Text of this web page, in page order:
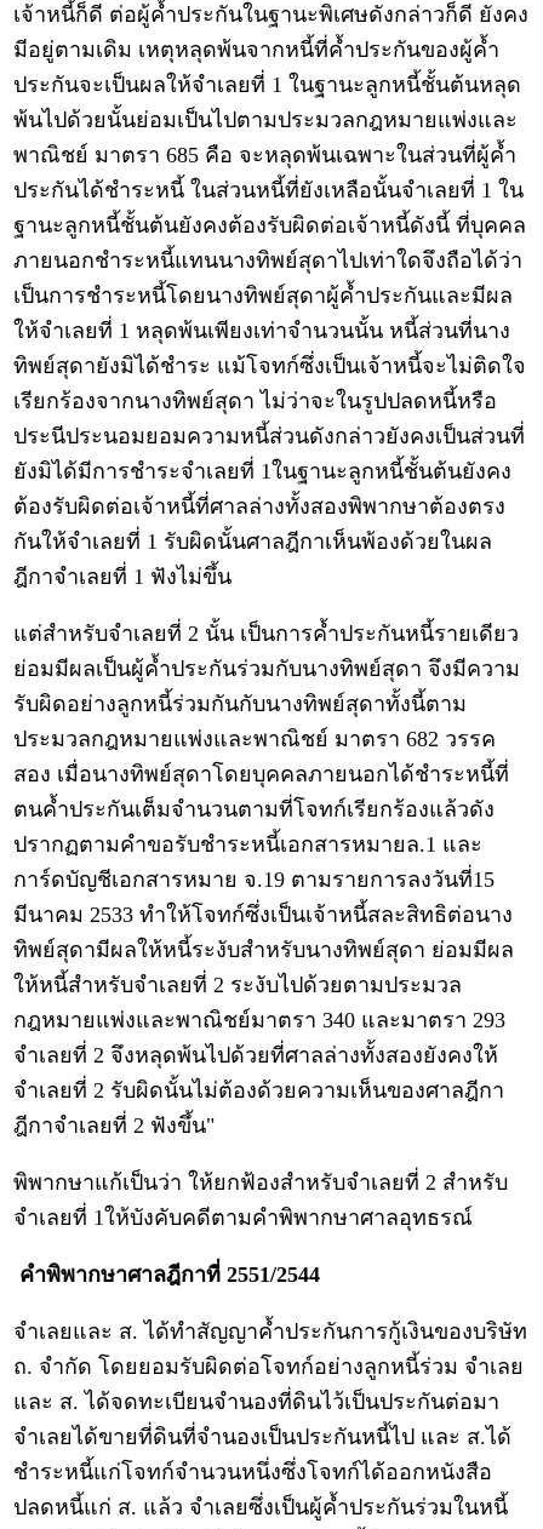
เจ้าหนี้ก็ดี ต่อผู้ค้ำประกันในฐานะพิเศษดังกล่าวก็ดี ยังคง
มีอยู่ตามเดิม เหตุหลุดพ้นจากหนี้ที่ค้ำประกันของผู้ค้ำ
ประกันจะเป็นผลให้จำเลยที่ 1 ในฐานะลูกหนี้ชั้นต้นหลุด
พ้นไปด้วยนั้นย่อมเป็นไปตามประมวลกฎหมายแพ่งและ
พาณิชย์ มาตรา 685 คือ จะหลุดพ้นเฉพาะในส่วนที่ผู้ค้ำ
ประกันได้ชำระหนี้ ในส่วนหนี้ที่ยังเหลือนั้นจำเลยที่ 1 ใน
ฐานะลูกหนี้ชั้นต้นยังคงต้องรับผิดต่อเจ้าหนี้ดังนี้ ที่บุคคล
ภายนอกชำระหนี้แทนนางทิพย์สุดาไปเท่าใดจึงถือได้ว่า
เป็นการชำระหนี้โดยนางทิพย์สุดาผู้ค้ำประกันและมีผล
ให้จำเลยที่ 1 หลุดพ้นเพียงเท่าจำนวนนั้น หนี้ส่วนที่นาง
ทิพย์สุดายังมิได้ชำระ แม้โจทก์ซึ่งเป็นเจ้าหนี้จะไม่ติดใจ
เรียกร้องจากนางทิพย์สุดา ไม่ว่าจะในรูปปลดหนี้หรือ
ประนีประนอมยอมความหนี้ส่วนดังกล่าวยังคงเป็นส่วนที่
ยังมิได้มีการชำระจำเลยที่ 1ในฐานะลูกหนี้ชั้นต้นยังคง
ต้องรับผิดต่อเจ้าหนี้ที่ศาลล่างทั้งสองพิพากษาต้องตรง
กันให้จำเลยที่ 1 รับผิดนั้นศาลฎีกาเห็นพ้องด้วยในผล
ฎีกาจำเลยที่ 1 ฟังไม่ขึ้น
แต่สำหรับจำเลยที่ 2 นั้น เป็นการค้ำประกันหนี้รายเดียว
ย่อมมีผลเป็นผู้ค้ำประกันร่วมกับนางทิพย์สุดา จึงมีความ
รับผิดอย่างลูกหนี้ร่วมกันกับนางทิพย์สุดาทั้งนี้ตาม
ประมวลกฎหมายแพ่งและพาณิชย์ มาตรา 682 วรรค
สอง เมื่อนางทิพย์สุดาโดยบุคคลภายนอกได้ชำระหนี้ที่
ตนค้ำประกันเต็มจำนวนตามที่โจทก์เรียกร้องแล้วดัง
ปรากฏตามคำขอรับชำระหนี้เอกสารหมายล.1 และ
การ์ดบัญชีเอกสารหมาย จ.19 ตามรายการลงวันที่15
มีนาคม 2533 ทำให้โจทก์ซึ่งเป็นเจ้าหนี้สละสิทธิต่อนาง
ทิพย์สุดามีผลให้หนี้ระงับสำหรับนางทิพย์สุดา ย่อมมีผล
ให้หนี้สำหรับจำเลยที่ 2 ระงับไปด้วยตามประมวล
กฎหมายแพ่งและพาณิชย์มาตรา 340 และมาตรา 293
จำเลยที่ 2 จึงหลุดพ้นไปด้วยที่ศาลล่างทั้งสองยังคงให้
จำเลยที่ 2 รับผิดนั้นไม่ต้องด้วยความเห็นของศาลฎีกา
ฎีกาจำเลยที่ 2 ฟังขึ้น"
พิพากษาแก้เป็นว่า ให้ยกฟ้องสำหรับจำเลยที่ 2 สำหรับ
จำเลยที่ 1ให้บังคับคดีตามคำพิพากษาศาลอุทธรณ์
คำพิพากษาศาลฎีกาที่ 2551/2544
จำเลยและ ส. ได้ทำสัญญาค้ำประกันการกู้เงินของบริษัท
ถ. จำกัด โดยยอมรับผิดต่อโจทก์อย่างลูกหนี้ร่วม จำเลย
และ ส. ได้จดทะเบียนจำนองที่ดินไว้เป็นประกันต่อมา
จำเลยได้ขายที่ดินที่จำนองเป็นประกันหนี้ไป และ ส.ได้
ชำระหนี้แก่โจทก์จำนวนหนึ่งซึ่งโจทก์ได้ออกหนังสือ
ปลดหนี้แก่ ส. แล้ว จำเลยซึ่งเป็นผู้ค้ำประกันร่วมในหนี้